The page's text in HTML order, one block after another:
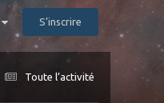
S’inscrire
Toute l’activité